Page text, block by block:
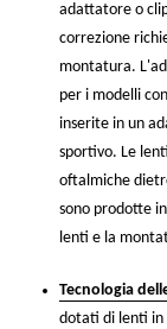
adattatore o
correzione
montatura.
per i modelli
inserite in un
sportivo. Le
oftalmiche
sono prodotte
lenti e la
Tecnologia
dotati di lenti in